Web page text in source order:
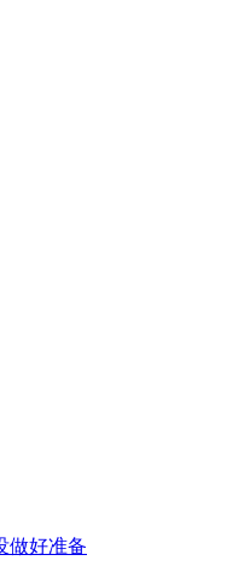
做好准备